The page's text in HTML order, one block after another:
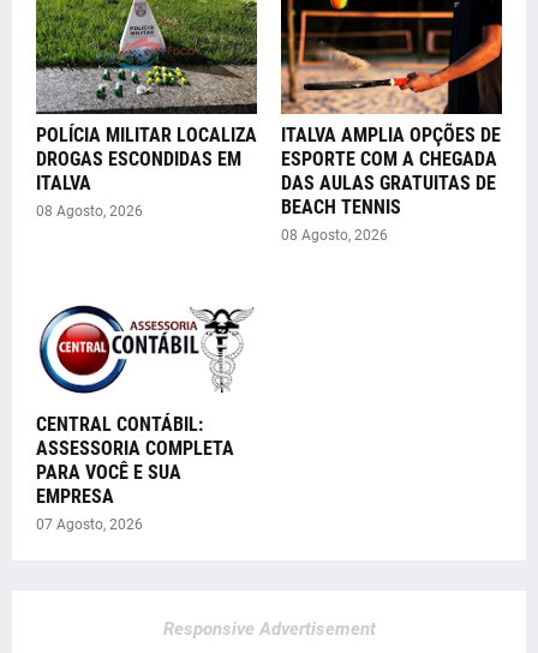
POLÍCIA MILITAR LOCALIZA
DROGAS ESCONDIDAS EM
ITALVA
08 Agosto, 2026
ITALVA AMPLIA OPÇÕES DE
ESPORTE COM A CHEGADA
DAS AULAS GRATUITAS DE
BEACH TENNIS
08 Agosto, 2026
CENTRAL CONTÁBIL:
ASSESSORIA COMPLETA
PARA VOCÊ E SUA
EMPRESA
07 Agosto, 2026
Responsive Advertisement